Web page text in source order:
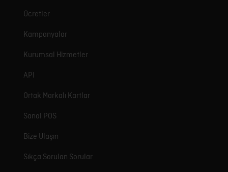
Ücretler
Kampanyalar
Kurumsal Hizmetler
API
Ortak Markalı Kartlar
Sanal POS
Bize Ulaşın
Sıkça Sorulan Sorular